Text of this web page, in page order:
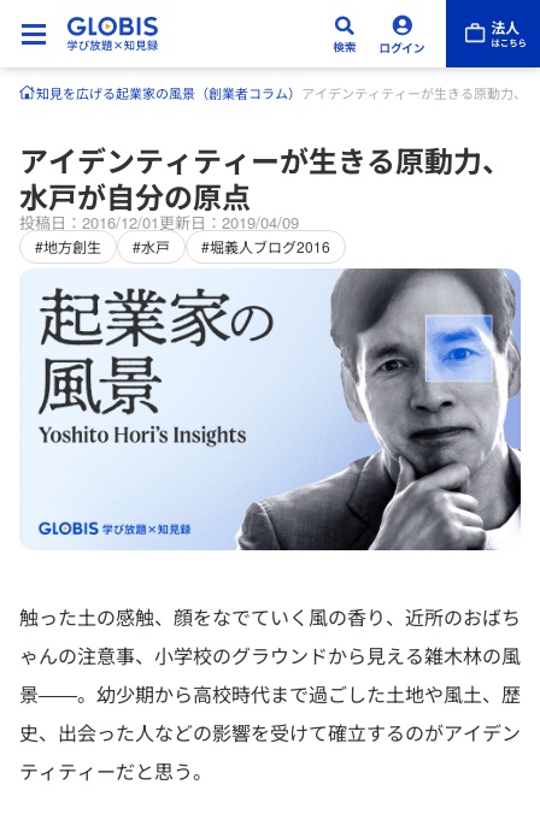
知見を広げる起業家の風景（創業者コラム） アイデンティティーが生きる原動力、
アイデンティティーが生きる原動力、
水戸が自分の原点
投稿日：2016/12/01更新日：2019/04/09
#地方創生 #水戸 #堀義人ブログ2016
触った土の感触、顔をなでていく風の香り、近所のおばち
ゃんの注意事、小学校のグラウンドから見える雑木林の風
景――。幼少期から高校時代まで過ごした土地や風土、歴
史、出会った人などの影響を受けて確立するのがアイデン
ティティーだと思う。